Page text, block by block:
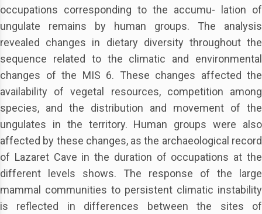
occupations corresponding to the accumu- lation of
ungulate remains by human groups. The analysis
revealed changes in dietary diversity throughout the
sequence related to the climatic and environmental
changes of the MIS 6. These changes affected the
availability of vegetal resources, competition among
species, and the distribution and movement of the
ungulates in the territory. Human groups were also
affected by these changes, as the archaeological record
of Lazaret Cave in the duration of occupations at the
different levels shows. The response of the large
mammal communities to persistent climatic instability
is reflected in differences between the sites of